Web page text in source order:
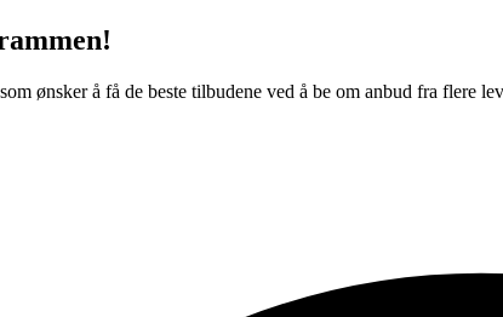
ønsker å få de beste tilbudene ved å be om anbud fra flere